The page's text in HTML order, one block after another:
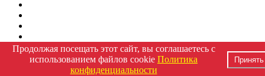
Продолжая посещать этот сайт, вы соглашаетесь с
использованием файлов cookie Политика
конфиденциальности
Принять
Работает наOCStore LiveOpencart